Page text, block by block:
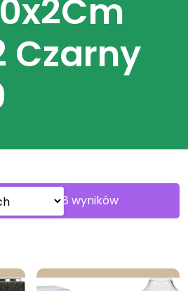
Czarny
1–30 z 48 wynikówSorted
by